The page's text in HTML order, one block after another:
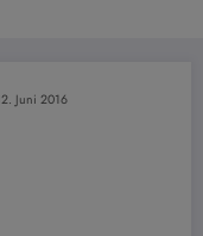
Juni 2016